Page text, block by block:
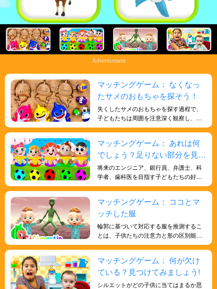
Advertisement
マッチングゲーム： なくなっ
たサメのおもちゃを探そう！
失くしたサメのおもちゃを探す過程で、
子どもたちは周囲を注意深く観察し、サ
メのおもちゃに合う形や色を探す必要が
せ、注意力と細部への観察力を向上させ
るのに役立ちます。
マッチングゲーム： あれは何
でしょう？足りない部分を見つ
けよう！
将来のエンジニア、銀行員、弁護士、科
学者、歯科医を目指す子どもたちの好奇
心を育む、ちょっとした脳トレです。エ
で活躍するために必要な、批判的思考力
と論理的思考力を高めるためのオンライ
ンクラスです。
マッチングゲーム： ココとマ
ッチした服
輪郭に基づいて対応する服を推測するこ
とは、子供たちの注意力と形の区別能力
を向上させる魅力的なゲームです。
マッチングゲーム： 何が欠け
ている？見つけてみましょう!
シルエットがどの子供に当てはまるか思